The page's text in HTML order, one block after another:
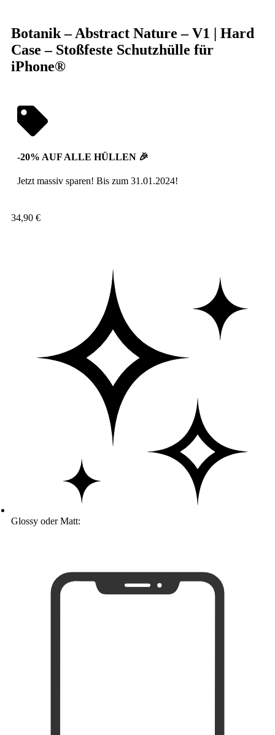
Botanik – Abstract Nature – V1 | Hard
Case – Stoßfeste Schutzhülle für
iPhone®
-20% AUF ALLE HÜLLEN 🎉
Jetzt massiv sparen! Bis zum 31.01.2024!
34,90 €
Glossy oder Matt: